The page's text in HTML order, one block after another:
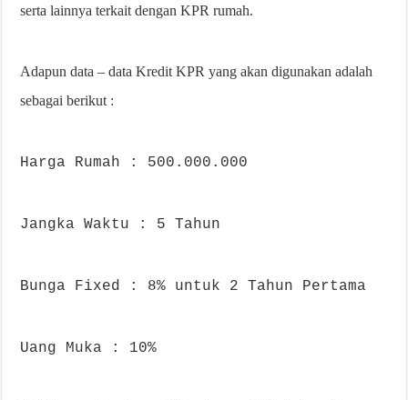
serta lainnya terkait dengan KPR rumah.
Adapun data – data Kredit KPR yang akan digunakan adalah
sebagai berikut :
Harga Rumah : 500.000.000
Jangka Waktu : 5 Tahun
Bunga Fixed : 8% untuk 2 Tahun Pertama
Uang Muka : 10%